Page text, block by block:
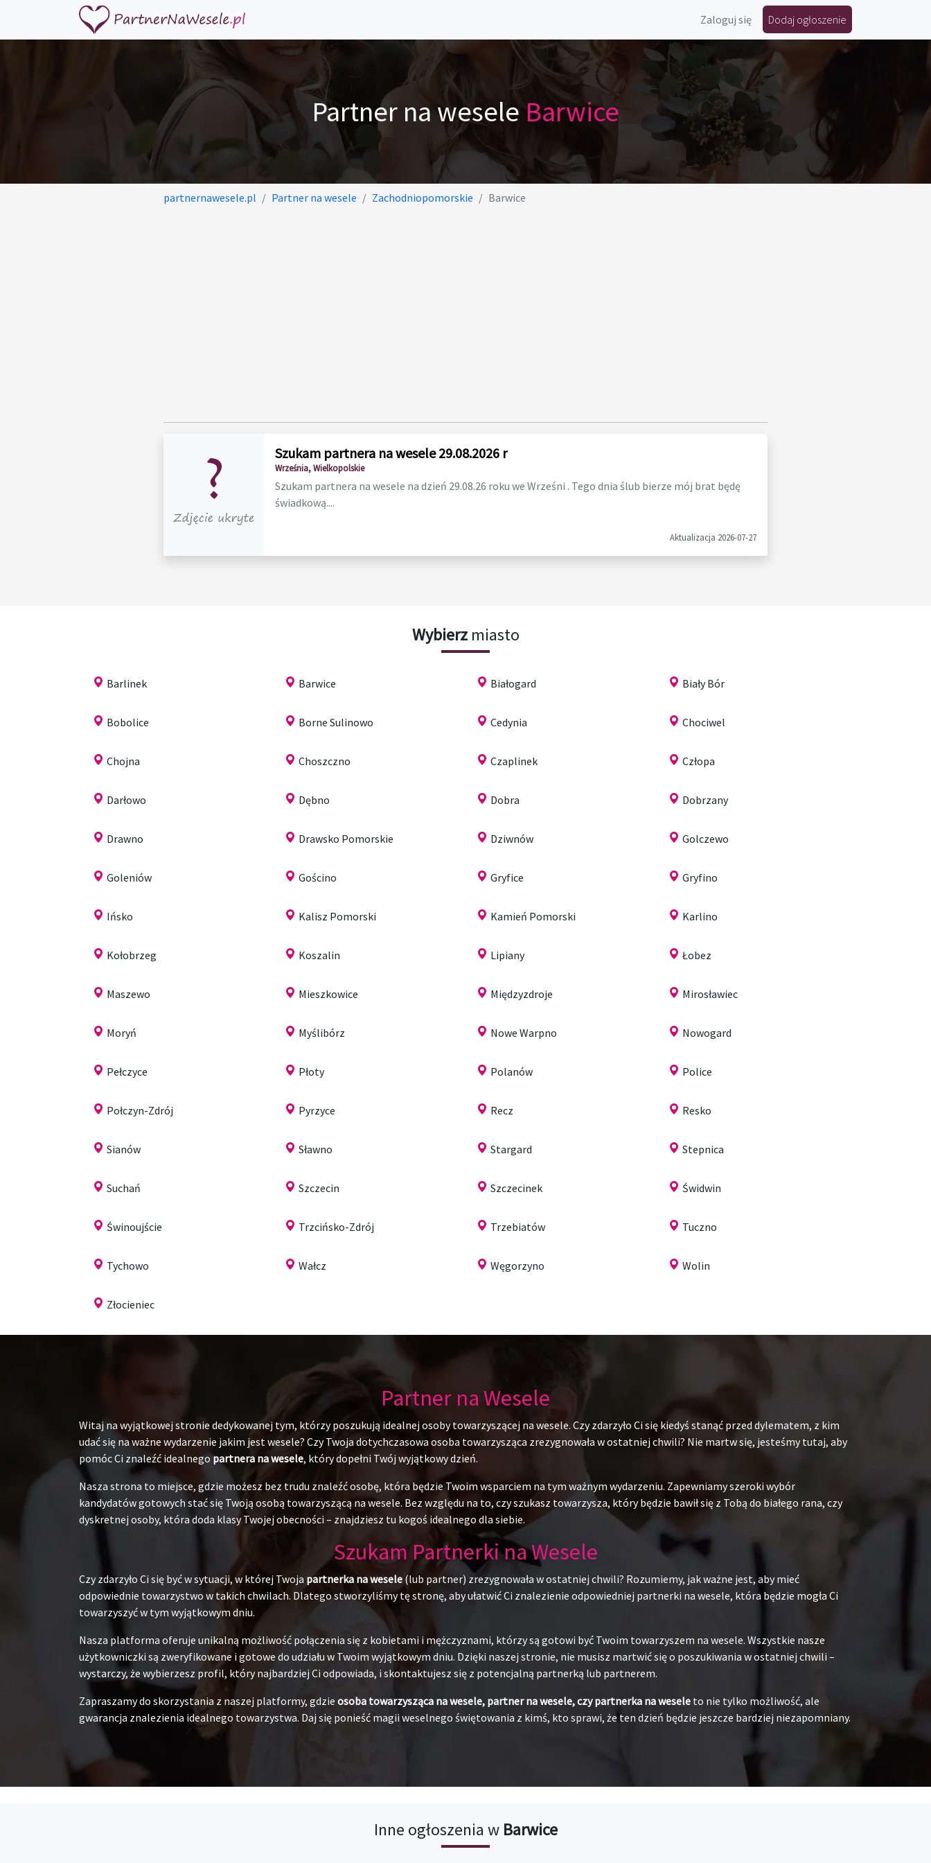
Zaloguj się Dodaj ogłoszenie
Partner na wesele Barwice
partnernawesele.pl Partner na wesele Zachodniopomorskie Barwice
Szukam partnera na wesele 29.08.2026 r
Września, Wielkopolskie
Szukam partnera na wesele na dzień 29.08.26 roku we Wrześni . Tego dnia ślub bierze mój brat będę
świadkową....
Aktualizacja 2026-07-27
Wybierzmiasto
Barlinek Barwice Białogard Biały Bór
Bobolice Borne Sulinowo Cedynia Chociwel
Chojna Choszczno Czaplinek Człopa
Darłowo Dębno Dobra Dobrzany
Drawno Drawsko Pomorskie Dziwnów Golczewo
Goleniów Gościno Gryfice Gryfino
Ińsko Kalisz Pomorski Kamień Pomorski Karlino
Kołobrzeg Koszalin Lipiany Łobez
Maszewo Mieszkowice Międzyzdroje Mirosławiec
Moryń Myślibórz Nowe Warpno Nowogard
Pełczyce Płoty Polanów Police
Połczyn-Zdrój Pyrzyce Recz Resko
Sianów Sławno Stargard Stepnica
Suchań Szczecin Szczecinek Świdwin
Świnoujście Trzcińsko-Zdrój Trzebiatów Tuczno
Tychowo Wałcz Węgorzyno Wolin
Złocieniec
Partner na Wesele
Witaj na wyjątkowej stronie dedykowanej tym, którzy poszukują idealnej osoby towarzyszącej na wesele. Czy zdarzyło Ci się kiedyś stanąć przed dylematem, z kim
udać się na ważne wydarzenie jakim jest wesele? Czy Twoja dotychczasowa osoba towarzysząca zrezygnowała w ostatniej chwili? Nie martw się, jesteśmy tutaj, aby
pomóc Ci znaleźć idealnegopartnera na wesele, który dopełni Twój wyjątkowy dzień.
Nasza strona to miejsce, gdzie możesz bez trudu znaleźć osobę, która będzie Twoim wsparciem na tym ważnym wydarzeniu. Zapewniamy szeroki wybór
kandydatów gotowych stać się Twoją osobą towarzyszącą na wesele. Bez względu na to, czy szukasz towarzysza, który będzie bawił się z Tobą do białego rana, czy
dyskretnej osoby, która doda klasy Twojej obecności – znajdziesz tu kogoś idealnego dla siebie.
Szukam Partnerki na Wesele
Czy zdarzyło Ci się być w sytuacji, w której Twoja partnerka na wesele (lub partner) zrezygnowała w ostatniej chwili? Rozumiemy, jak ważne jest, aby mieć
odpowiednie towarzystwo w takich chwilach. Dlatego stworzyliśmy tę stronę, aby ułatwić Ci znalezienie odpowiedniej partnerki na wesele, która będzie mogła Ci
towarzyszyć w tym wyjątkowym dniu.
Nasza platforma oferuje unikalną możliwość połączenia się z kobietami i mężczyznami, którzy są gotowi być Twoim towarzyszem na wesele. Wszystkie nasze
użytkowniczki są zweryfikowane i gotowe do udziału w Twoim wyjątkowym dniu. Dzięki naszej stronie, nie musisz martwić się o poszukiwania w ostatniej chwili –
wystarczy, że wybierzesz profil, który najbardziej Ci odpowiada, i skontaktujesz się z potencjalną partnerką lub partnerem.
Zapraszamy do skorzystania z naszej platformy, gdzie osoba towarzysząca na wesele, partner na wesele, czy partnerka na wesele to nie tylko możliwość, ale
gwarancja znalezienia idealnego towarzystwa. Daj się ponieść magii weselnego świętowania z kimś, kto sprawi, że ten dzień będzie jeszcze bardziej niezapomniany.
Inne ogłoszenia w Barwice